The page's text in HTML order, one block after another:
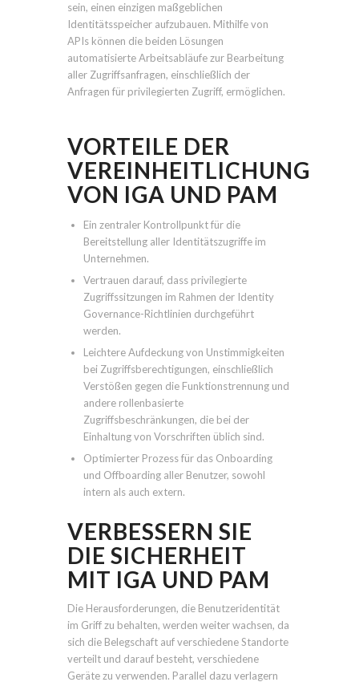
sein, einen einzigen maßgeblichen
Identitätsspeicher aufzubauen. Mithilfe von
APIs können die beiden Lösungen
automatisierte Arbeitsabläufe zur Bearbeitung
aller Zugriffsanfragen, einschließlich der
Anfragen für privilegierten Zugriff, ermöglichen.
VORTEILE DER
VEREINHEITLICHUNG
VON IGA UND PAM
Ein zentraler Kontrollpunkt für die
Bereitstellung aller Identitätszugriffe im
Unternehmen.
Vertrauen darauf, dass privilegierte
Zugriffssitzungen im Rahmen der Identity
Governance-Richtlinien durchgeführt
werden.
Leichtere Aufdeckung von Unstimmigkeiten
bei Zugriffsberechtigungen, einschließlich
Verstößen gegen die Funktionstrennung und
andere rollenbasierte
Zugriffsbeschränkungen, die bei der
Einhaltung von Vorschriften üblich sind.
Optimierter Prozess für das Onboarding
und Offboarding aller Benutzer, sowohl
intern als auch extern.
VERBESSERN SIE
DIE SICHERHEIT
MIT IGA UND PAM
Die Herausforderungen, die Benutzeridentität
im Griff zu behalten, werden weiter wachsen, da
sich die Belegschaft auf verschiedene Standorte
verteilt und darauf besteht, verschiedene
Geräte zu verwenden. Parallel dazu verlagern